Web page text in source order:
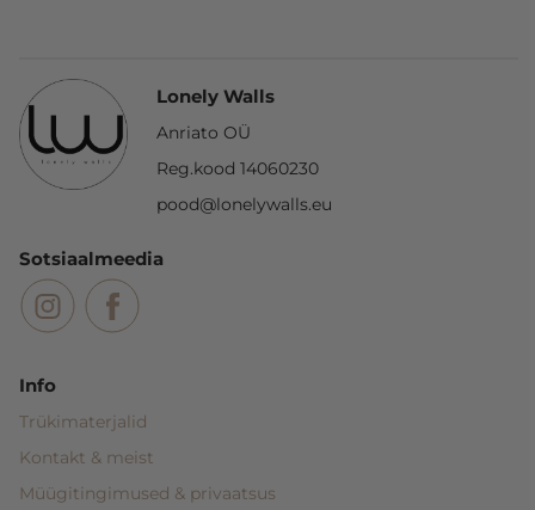
Lonely Walls
Anriato OÜ
Reg.kood 14060230
pood@lonelywalls.eu
Sotsiaalmeedia
Info
Trükimaterjalid
Kontakt & meist
Müügitingimused & privaatsus